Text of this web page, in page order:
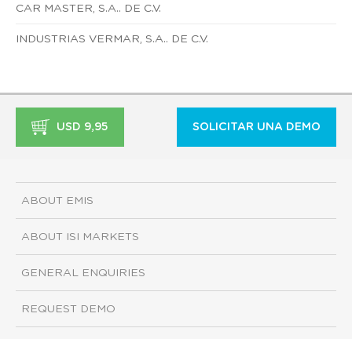
CAR MASTER, S.A.. DE C.V.
INDUSTRIAS VERMAR, S.A.. DE C.V.
USD 9,95 SOLICITAR UNA DEMO
ABOUT EMIS
ABOUT ISI MARKETS
GENERAL ENQUIRIES
REQUEST DEMO